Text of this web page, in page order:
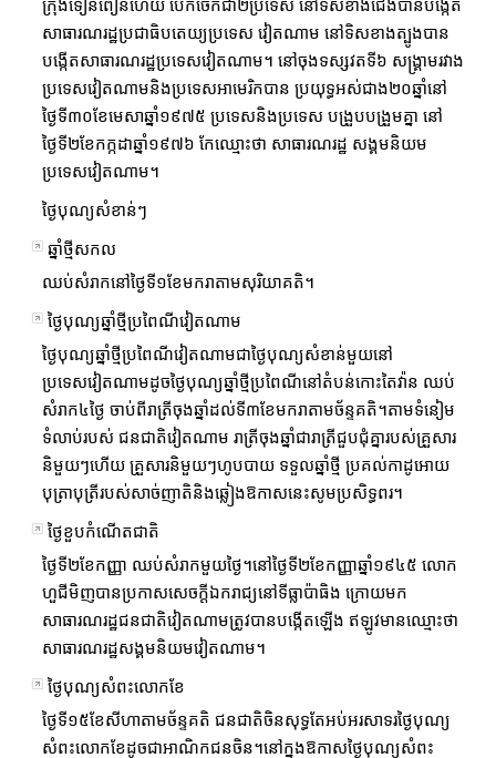
ក្រុងទៀនពៀនហើយ បែកចែកជា២ប្រទេស នៅទិសខាងជើងបានបង្កើត
សាធារណរដ្ឋប្រជាធិបតេយ្យប្រទេស វៀតណាម នៅទិសខាងត្បូងបាន
បង្កើតសាធារណរដ្ឋប្រទេសវៀតណាម។ នៅចុងទស្សវតទី៦ សង្គ្រាមរវាង
ប្រទេសវៀតណាមនិងប្រទេសអាមេរិកបាន ប្រយុទ្ធអស់ជាង២០ឆ្នាំនៅ
ថ្ងៃទី៣០ខែមេសាឆ្នាំ១៩៧៥ ប្រទេសនិងប្រទេស បង្រួបបង្រួមគ្នា នៅ
ថ្ងៃទី២ខែកក្កដាឆ្នាំ១៩៧៦ កែឈ្មោះថា សាធារណរដ្ឋ សង្គមនិយម
ប្រទេសវៀតណាម។
ថ្ងៃបុណ្យសំខាន់ៗ
ឆ្នាំថ្មីសកល
ឈប់សំរាកនៅថ្ងៃទី១ខែមករាតាមសុរិយាគតិ។
ថ្ងៃបុណ្យឆ្នាំថ្មីប្រពៃណីវៀតណាម
ថ្ងៃបុណ្យឆ្នាំថ្មីប្រពៃណីវៀតណាមជាថ្ងៃបុណ្យសំខាន់មួយនៅ
ប្រទេសវៀតណាមដូចថ្ងៃបុណ្យឆ្នាំថ្មីប្រពៃណីនៅតំបន់កោះតៃវ៉ាន ឈប់
សំរាក៤ថ្ងៃ ចាប់ពីរាត្រីចុងឆ្នាំដល់ទី៣ខែមករាតាមច័ន្ទគតិ។តាមទំនៀម
ទំលាប់របស់ ជនជាតិវៀតណាម រាត្រីចុងឆ្នាំជារាត្រីជួបជុំគ្នារបស់គ្រួសារ
និមួយៗហើយ គ្រួសារនិមួយៗហូបបាយ ទទួលឆ្នាំថ្មី ប្រគល់កាដូអោយ
បុត្រាបុត្រីរបស់សាច់ញាតិនិងឆ្លៀងឱកាសនេះសូមប្រសិទ្ធពរ។
ថ្ងៃខួបកំណើតជាតិ
ថ្ងៃទី២ខែកញ្ញា ឈប់សំរាកមួយថ្ងៃ។នៅថ្ងៃទី២ខែកញ្ញាឆ្នាំ១៩៤៥ លោក
ហួជីមិញបានប្រកាសសេចក្តីឯករាជ្យនៅទីធ្លាប៉ាធិង ក្រោយមក
សាធារណរដ្ឋជនជាតិវៀតណាមត្រូវបានបង្កើតឡើង ឥឡូវមានឈ្មោះថា
សាធារណរដ្ឋសង្គមនិយមវៀតណាម។
ថ្ងៃបុណ្យសំពះលោកខែ
ថ្ងៃទី១៥ខែសីហាតាមច័ន្ទគតិ ជនជាតិចិនសុទ្ធតែអប់អរសាទរថ្ងៃបុណ្យ
សំពះលោកខែដូចជាអាណិកជនចិន។នៅក្នុងឱកាសថ្ងៃបុណ្យសំពះ